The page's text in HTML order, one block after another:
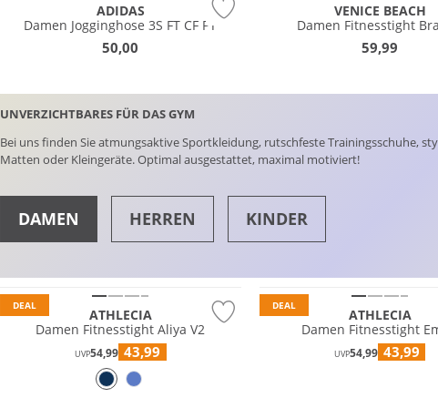
ADIDAS
Damen Jogginghose 3S FT CF PT
50,00
VENICE BEACH
Damen Fitnesstight
59,99
UNVERZICHTBARES FÜR DAS GYM
Bei uns finden Sie atmungsaktive Sportkleidung, rutschfeste Trainingsschuhe,
Matten oder Kleingeräte. Optimal ausgestattet, maximal motiviert!
DAMEN HERREN KINDER
SCHUHE TOPS
DEAL
ATHLECIA
Damen Fitnesstight Aliya V2
UVP54,99 43,99
DEAL
ATHLECIA
Damen Fitnesstight
UVP54,99 43,99